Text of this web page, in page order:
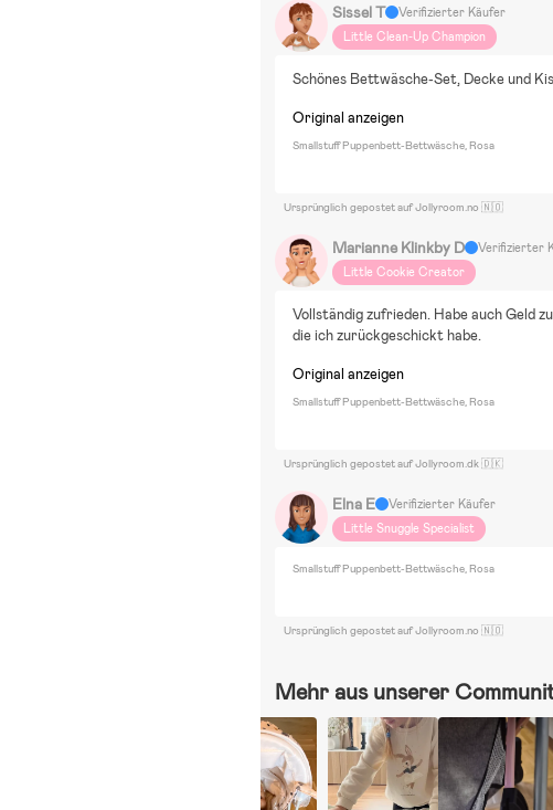
Sissel T
Verifizierter Käufer
Little Clean-Up Champion
Schönes Bettwäsche-Set, Decke und
Original anzeigen
Smallstuff Puppenbett-Bettwäsche, Rosa
Ursprünglich gepostet auf Jollyroom.no 🇳🇴
Marianne Klinkby D
Verifizierter
Little Cookie Creator
Vollständig zufrieden. Habe auch Geld
die ich zurückgeschickt habe.
Original anzeigen
Smallstuff Puppenbett-Bettwäsche, Rosa
Ursprünglich gepostet auf Jollyroom.dk 🇩🇰
Elna E
Verifizierter Käufer
Little Snuggle Specialist
Smallstuff Puppenbett-Bettwäsche, Rosa
Ursprünglich gepostet auf Jollyroom.no 🇳🇴
Mehr aus unserer